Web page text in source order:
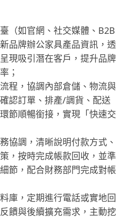
（如官網、社交媒體、B2B
品牌辦公家具產品資訊，透
現吸引潛在客戶，提升品牌
；
程，協調內部倉儲、物流與
認訂單、排產/調貨、配送
節順暢銜接，實現「快速交
協調，清晰說明付款方式、
，按時完成帳款回收，並準
節，配合財務部門完成對帳
庫，定期進行電話或實地回
饋與後續擴充需求，主動挖